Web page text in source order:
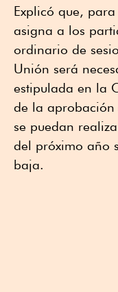
Explicó que,
asigna a los
ordinario de
Unión será
estipulada en la
de la aprobación
se puedan
del próximo año
baja.